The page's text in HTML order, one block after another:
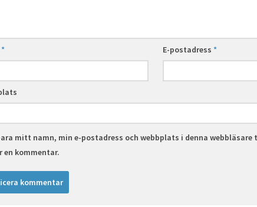
* E-postadress*
mitt namn, min e-postadress och webbplats i denna
en kommentar.